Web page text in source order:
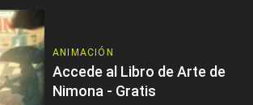
ANIMACIÓN
Accede al Libro de Arte de
Nimona - Gratis